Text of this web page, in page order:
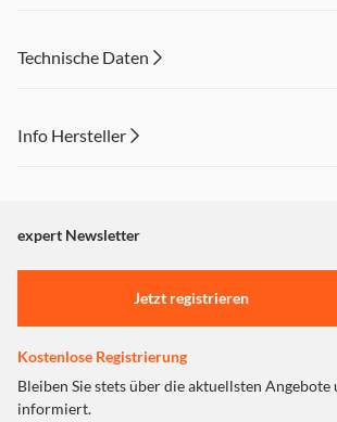
Technische Daten
Info Hersteller
"Marketing".
Einstellungen anpassen
expert Newsletter
Jetzt registrieren
Kostenlose Registrierung
Bleiben Sie stets über die aktuellsten
informiert.